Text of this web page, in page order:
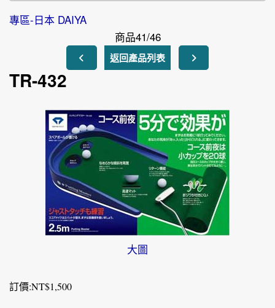
專區-日本 DAIYA
商品41/46
返回產品列表
TR-432
大圖
訂價:NT$1,500